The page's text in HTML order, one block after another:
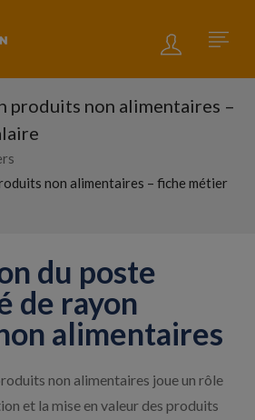
produits non alimentaires –
non alimentaires – fiche métier
du poste
de rayon
alimentaires
non alimentaires joue un rôle
et la mise en valeur des produits